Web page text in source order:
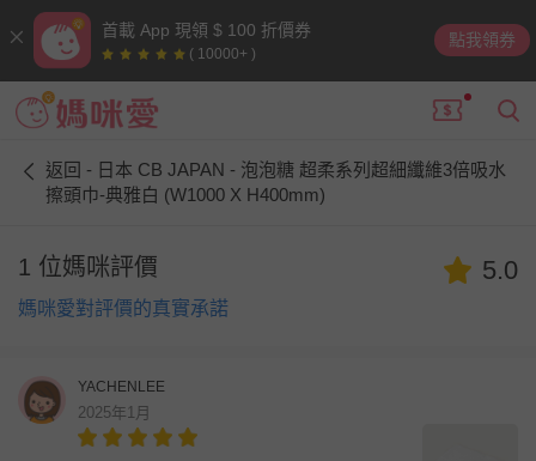
首載 App 現領 $ 100 折價券
( 10000+ )
點我領券
返回 - 日本 CB JAPAN - 泡泡糖 超柔系列超細纖維3倍吸水
擦頭巾-典雅白 (W1000 X H400mm)
1 位媽咪評價
媽咪愛對評價的真實承諾
5.0
YACHENLEE
2025年1月